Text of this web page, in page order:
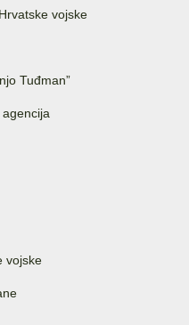
vojske
Tuđman”
vojske